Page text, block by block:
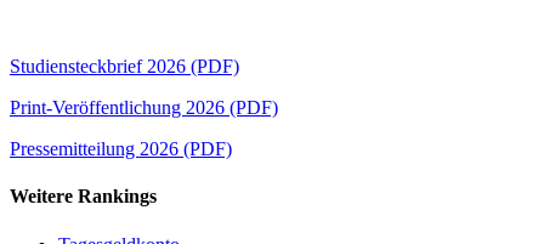
Studiensteckbrief 2026 (PDF)
Print-Veröffentlichung 2026 (PDF)
Pressemitteilung 2026 (PDF)
Weitere Rankings